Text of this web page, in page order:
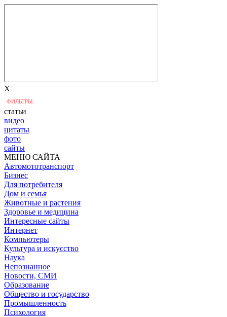
X
ФИЛЬТРЫ:
статьи
видео
цитаты
фото
сайты
МЕНЮ САЙТА
Автомототранспорт
Бизнес
Для потребителя
Дом и семья
Животные и растения
Здоровье и медицина
Интересные сайты
Интернет
Компьютеры
Культура и искусство
Наука
Непознанное
Новости, СМИ
Образование
Общество и государство
Промышленность
Психология